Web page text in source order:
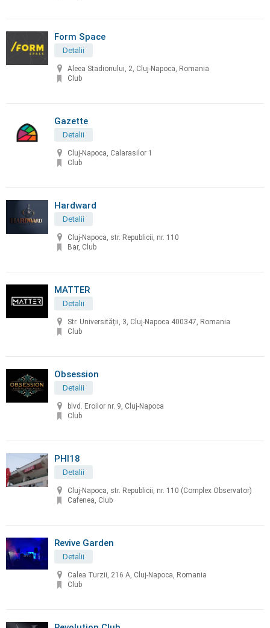
Form Space
Detalii
Aleea Stadionului, 2, Cluj-Napoca, Romania
Club
Gazette
Detalii
Cluj-Napoca, Calarasilor 1
Club
Hardward
Detalii
Cluj-Napoca, str. Republicii, nr. 110
Bar, Club
MATTER
Detalii
Str. Universității, 3, Cluj-Napoca 400347, Romania
Club
Obsession
Detalii
blvd. Eroilor nr. 9, Cluj-Napoca
Club
PHI18
Detalii
Cluj-Napoca, str. Republicii, nr. 110 (Complex Observator)
Cafenea, Club
Revive Garden
Detalii
Calea Turzii, 216 A, Cluj-Napoca, Romania
Club